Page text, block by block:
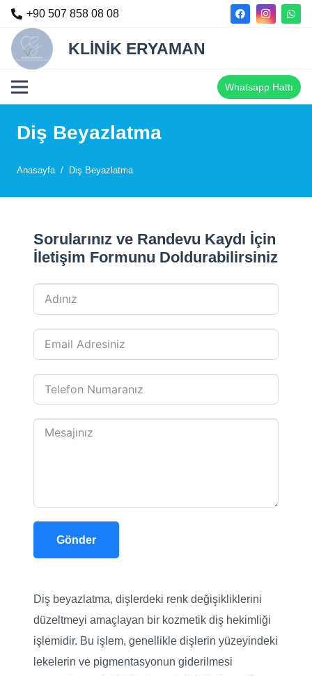
+90 507 858 08 08
KLİNİK ERYAMAN
Whatsapp Hattı
Diş Beyazlatma
Anasayfa / Diş Beyazlatma
Sorularınız ve Randevu Kaydı İçin
İletişim Formunu Doldurabilirsiniz
Gönder
Diş beyazlatma, dişlerdeki renk değişikliklerini
düzeltmeyi amaçlayan bir kozmetik diş hekimliği
işlemidir. Bu işlem, genellikle dişlerin yüzeyindeki
lekelerin ve pigmentasyonun giderilmesi